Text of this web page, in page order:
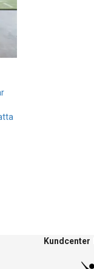
Kundcenter